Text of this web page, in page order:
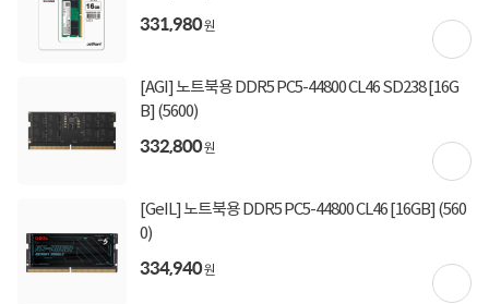
331,980원
[AGI] 노트북용 DDR5 PC5-44800 CL46 SD238 [16G
B] (5600)
332,800원
[GeIL] 노트북용 DDR5 PC5-44800 CL46 [16GB] (560
0)
334,940원